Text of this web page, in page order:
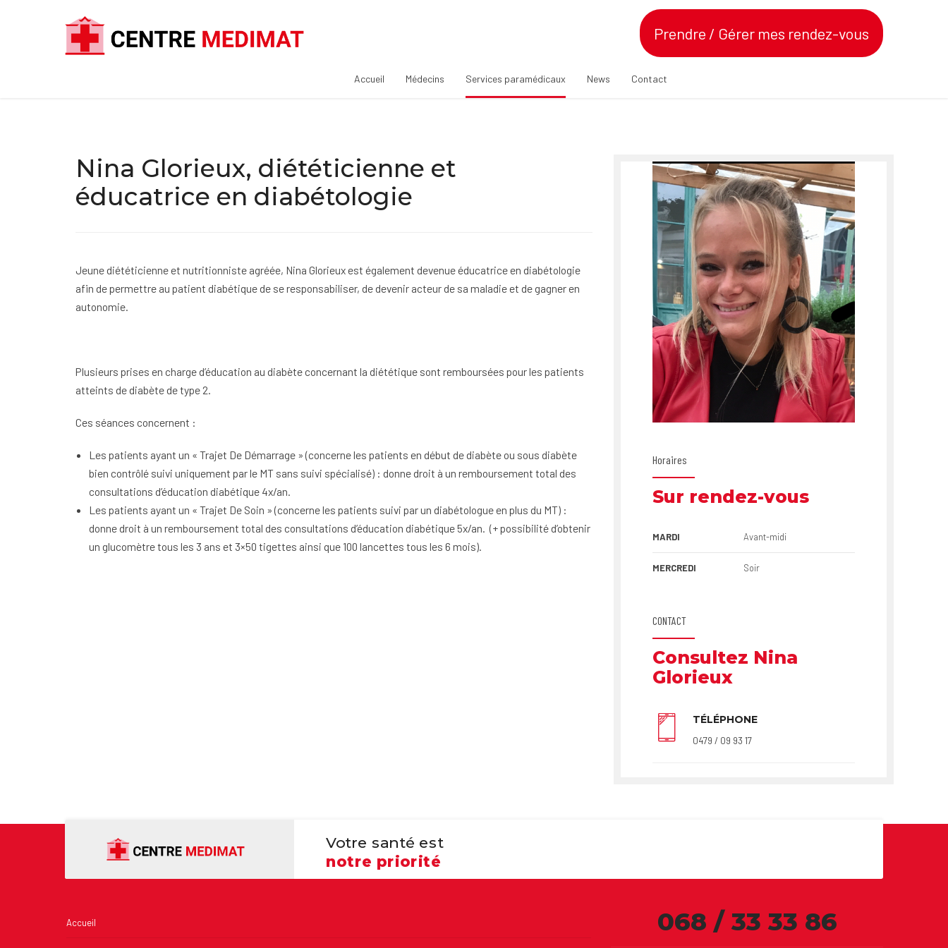
Prendre / Gérer mes rendez-vous
Accueil Médecins Services paramédicaux News Contact
Nina Glorieux, diététicienne et
éducatrice en diabétologie
Jeune diététicienne et nutritionniste agréée, Nina Glorieux est également devenue éducatrice en diabétologie
afin de permettre au patient diabétique de se responsabiliser, de devenir acteur de sa maladie et de gagner en
autonomie.
Plusieurs prises en charge d’éducation au diabète concernant la diététique sont remboursées pour les patients
atteints de diabète de type 2.
Ces séances concernent :
Les patients ayant un « Trajet De Démarrage » (concerne les patients en début de diabète ou sous diabète
bien contrôlé suivi uniquement par le MT sans suivi spécialisé) : donne droit à un remboursement total des
consultations d’éducation diabétique 4x/an.
Les patients ayant un « Trajet De Soin » (concerne les patients suivi par un diabétologue en plus du MT) :
donne droit à un remboursement total des consultations d’éducation diabétique 5x/an. (+ possibilité d’obtenir
un glucomètre tous les 3 ans et 3×50 tigettes ainsi que 100 lancettes tous les 6 mois).
Horaires
Sur rendez-vous
MARDI Avant-midi
MERCREDI Soir
CONTACT
Consultez Nina
Glorieux
TÉLÉPHONE
0479 / 09 93 17
Votre santé est
notre priorité
Accueil 068 / 33 33 86